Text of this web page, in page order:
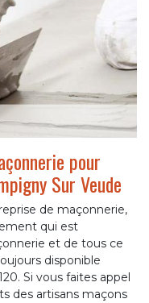
pour
Sur Veude
de maçonnerie,
qui est
et de tous ce
disponible
Si vous faites appel
des artisans maçons